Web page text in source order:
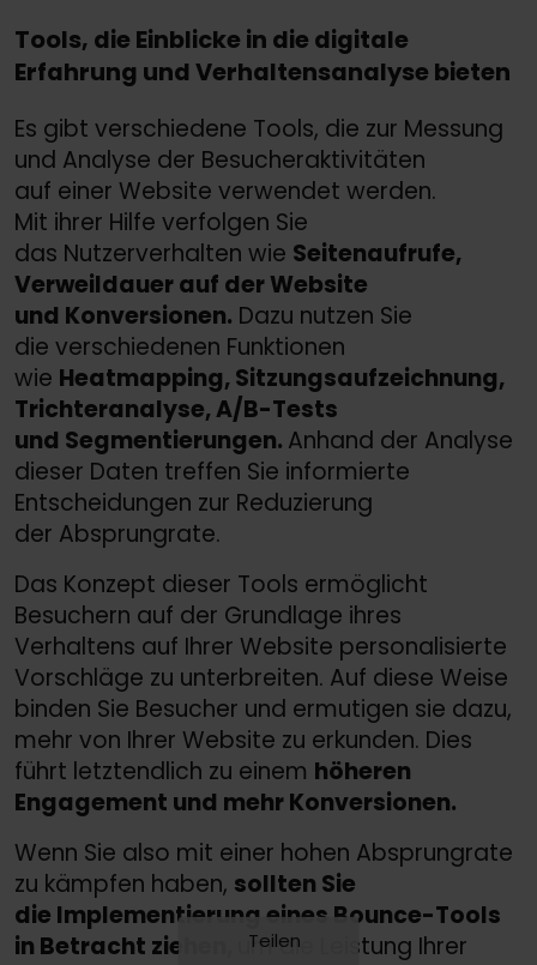
Tools, die Einblicke in die digitale
Erfahrung und Verhaltensanalyse bieten
Es gibt verschiedene Tools, die zur Messung
und Analyse der Besucheraktivitäten
auf einer Website verwendet werden.
Mit ihrer Hilfe verfolgen Sie
das Nutzerverhalten wie Seitenaufrufe,
Verweildauer auf der Website
und Konversionen. Dazu nutzen Sie
die verschiedenen Funktionen
wie Heatmapping, Sitzungsaufzeichnung,
Trichteranalyse, A/B-Tests
und Segmentierungen. Anhand der Analyse
dieser Daten treffen Sie informierte
Entscheidungen zur Reduzierung
der Absprungrate.
Das Konzept dieser Tools ermöglicht
Besuchern auf der Grundlage ihres
Verhaltens auf Ihrer Website personalisierte
Vorschläge zu unterbreiten. Auf diese Weise
binden Sie Besucher und ermutigen sie dazu,
mehr von Ihrer Website zu erkunden. Dies
führt letztendlich zu einem höheren
Engagement und mehr Konversionen.
Wenn Sie also mit einer hohen Absprungrate
zu kämpfen haben, sollten Sie
die Implementierung eines Bounce-Tools
in Betracht ziehen,
um die Leistung Ihrer
Teilen